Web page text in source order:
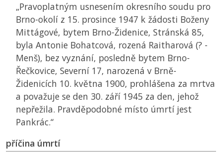
„Pravoplatným usnesením okresního soudu pro
Brno-okolí z 15. prosince 1947 k žádosti Boženy
Mittágové, bytem Brno-Židenice, Stránská 85,
byla Antonie Bohatcová, rozená Raitharová (? -
Menš), bez vyznání, posledně bytem Brno-
Řečkovice, Severní 17, narozená v Brně-
Židenicích 10. května 1900, prohlášena za mrtva
a považuje se den 30. září 1945 za den, jehož
nepřežila. Pravděpodobné místo úmrtí jest
Pankrác.“
příčina úmrtí